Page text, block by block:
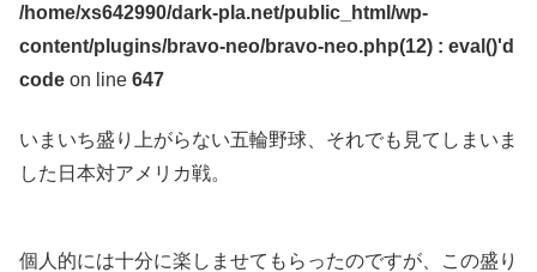
/home/xs642990/dark-pla.net/public_html/wp-
content/plugins/bravo-neo/bravo-neo.php(12) : eval()'d
code on line 647
いまいち盛り上がらない五輪野球、それでも見てしまいま
した日本対アメリカ戦。
個人的には十分に楽しませてもらったのですが、この盛り